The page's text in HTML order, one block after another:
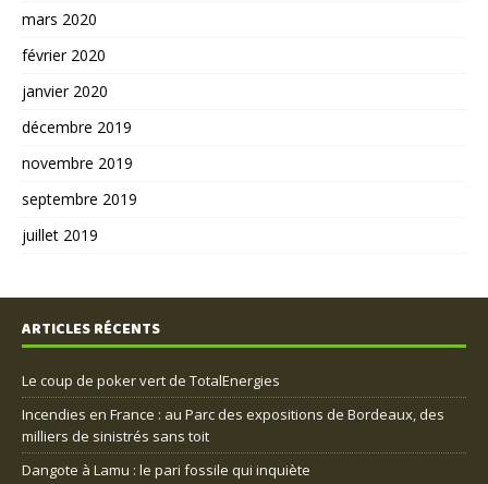
mars 2020
février 2020
janvier 2020
décembre 2019
novembre 2019
septembre 2019
juillet 2019
ARTICLES RÉCENTS
Le coup de poker vert de TotalEnergies
Incendies en France : au Parc des expositions de Bordeaux, des
milliers de sinistrés sans toit
Dangote à Lamu : le pari fossile qui inquiète